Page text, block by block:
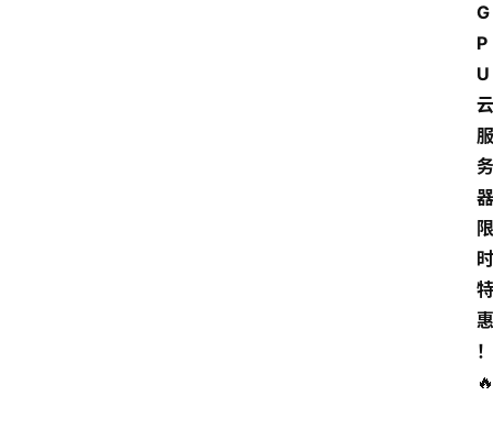
G
P
U
云
服
务
器
限
时
特
惠
！
🔥